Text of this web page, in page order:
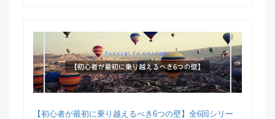
【初心者が最初に乗り越えるべき6つの壁】全6回シリー